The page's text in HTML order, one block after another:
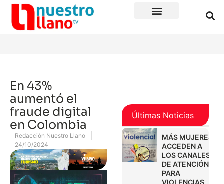
En 43%
aumentó el
fraude digital
en Colombia
Redacción Nuestro Llano
24/10/2024
Últimas Noticias
MÁS MUJERES
ACCEDEN A
LOS CANALES
DE ATENCIÓN
PARA
VIOLENCIAS